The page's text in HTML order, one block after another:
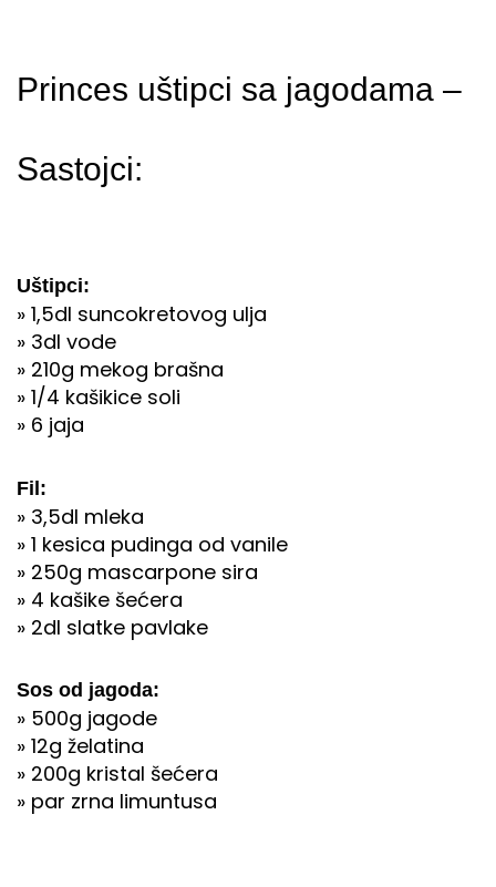
Princes uštipci sa jagodama –
Sastojci:
Uštipci:
» 1,5dl suncokretovog ulja
» 3dl vode
» 210g mekog brašna
» 1/4 kašikice soli
» 6 jaja
Fil:
» 3,5dl mleka
» 1 kesica pudinga od vanile
» 250g mascarpone sira
» 4 kašike šećera
» 2dl slatke pavlake
Sos od jagoda:
» 500g jagode
» 12g želatina
» 200g kristal šećera
» par zrna limuntusa